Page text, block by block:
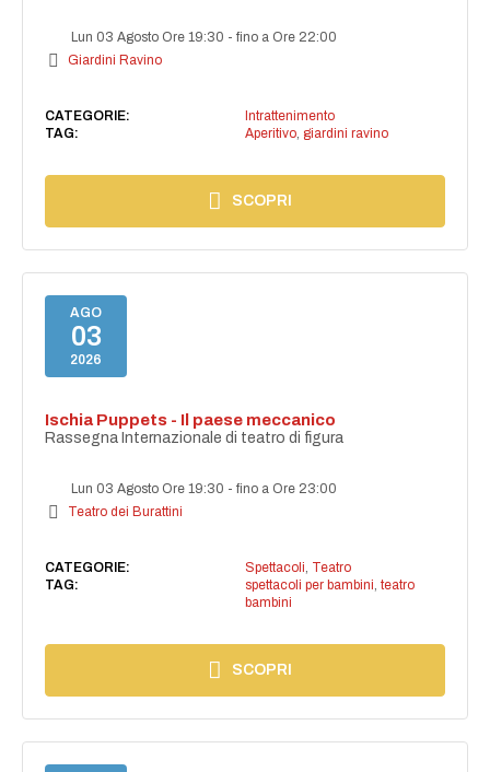
Lun 03 Agosto Ore 19:30 -fino a Ore 22:00
Giardini Ravino
CATEGORIE:
Intrattenimento
TAG:
Aperitivo, giardini ravino
SCOPRI
AGO
03
2026
Ischia Puppets - Il paese meccanico
Rassegna Internazionale di teatro di figura
Lun 03 Agosto Ore 19:30 -fino a Ore 23:00
Teatro dei Burattini
CATEGORIE: Spettacoli, Teatro
TAG:
spettacoli per bambini, teatro
bambini
SCOPRI